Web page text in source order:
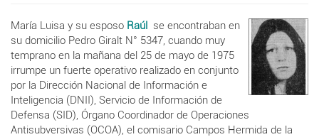
María Luisa y su esposo Raúl se encontraban en
su domicilio Pedro Giralt N° 5347, cuando muy
temprano en la mañana del 25 de mayo de 1975
irrumpe un fuerte operativo realizado en conjunto
por la Dirección Nacional de Información e
Inteligencia (DNII), Servicio de Información de
Defensa (SID), Órgano Coordinador de Operaciones
Antisubversivas (OCOA), el comisario Campos Hermida de la